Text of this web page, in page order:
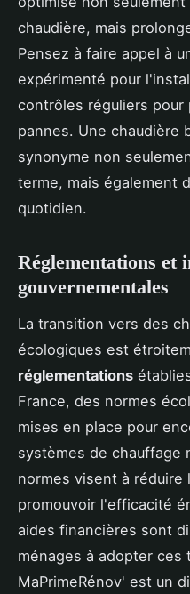
chaudière, mais
Pensez à faire appel à
expérimenté pour
contrôles réguliers
pannes. Une chaudière
synonyme non
terme, mais également
quotidien.
Réglementations et
gouvernementales
La transition vers des
écologiques est
réglementations
France, des normes
mises en place pour
systèmes de chauffage
normes visent à réduire
promouvoir l'efficacité
aides financières sont
ménages à adopter ces
MaPrimeRénov' est un